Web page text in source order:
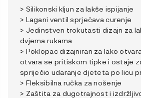
> Silikonski kljun za lakše ispijanje
> Lagani ventil sprječava curenje
> Jedinstven trokutasti dizajn za
dvjema rukama
> Poklopac dizajniran za lako
otvara se pritiskom tipke i ostaje
spriječio udaranje djeteta po licu
> Fleksibilna ručka za nošenje
> Zaštita za dugotrajnost i